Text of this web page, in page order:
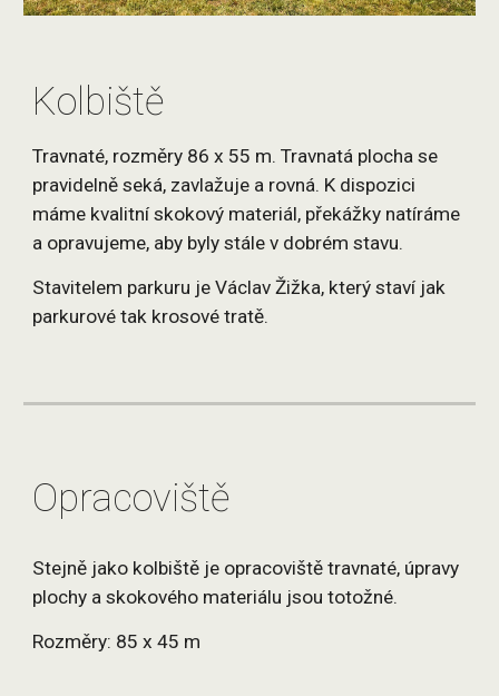
Kolbiště
Travnaté, rozměry 86 x 55 m. Travnatá plocha se
pravidelně seká, zavlažuje a rovná. K dispozici
máme kvalitní skokový materiál, překážky natíráme
a opravujeme, aby byly stále v dobrém stavu.
Stavitelem parkuru je Václav Žižka, který staví jak
parkurové tak krosové tratě.
Opracoviště
Stejně jako kolbiště je opracoviště travnaté, úpravy
plochy a skokového materiálu jsou totožné.
Rozměry: 85 x 45 m